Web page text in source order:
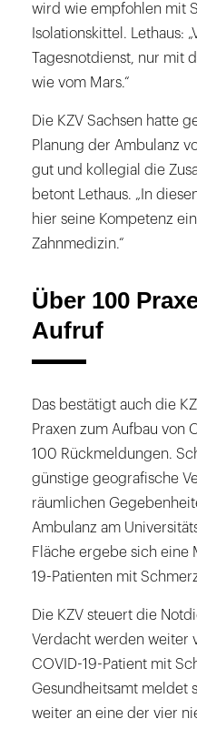
wird wie empfohlen mit
Isolationskittel. Lethaus:
Tagesnotdienst, nur mit
wie vom Mars.“
Die KZV Sachsen hatte
Planung der Ambulanz
gut und kollegial die
betont Lethaus. „In
hier seine Kompetenz
Zahnmedizin.“
Über 100
Aufruf
Das bestätigt auch die
Praxen zum Aufbau von
100 Rückmeldungen.
günstige geografische
räumlichen
Ambulanz am
Fläche ergebe sich eine
19-Patienten mit
Die KZV steuert die
Verdacht werden weiter
COVID-19-Patient mit
Gesundheitsamt meldet
weiter an eine der vier